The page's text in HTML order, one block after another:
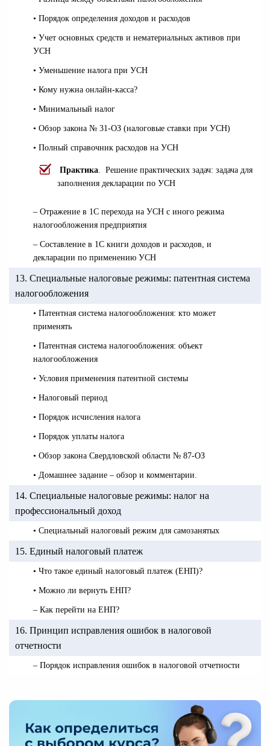
• Порядок определения доходов и расходов
• Учет основных средств и нематериальных активов при
УСН
• Уменьшение налога при УСН
• Кому нужна онлайн-касса?
• Минимальный налог
• Обзор закона № 31-ОЗ (налоговые ставки при УСН)
• Полный справочник расходов на УСН
Практика. Решение практических задач: задача для
заполнения декларации по УСН
– Отражение в 1С перехода на УСН с иного режима
налогообложения предприятия
– Составление в 1С книги доходов и расходов, и
декларации по применению УСН
13. Специальные налоговые режимы: патентная система
налогообложения
• Патентная система налогообложения: кто может
применять
• Патентная система налогообложения: объект
налогообложения
• Условия применения патентной системы
• Налоговый период
• Порядок исчисления налога
• Порядок уплаты налога
• Обзор закона Свердловской области № 87-ОЗ
• Домашнее задание – обзор и комментарии.
14. Специальные налоговые режимы: налог на
профессиональный доход
• Специальный налоговый режим для самозанятых
15. Единый налоговый платеж
• Что такое единый налоговый платеж (ЕНП)?
• Можно ли вернуть ЕНП?
– Как перейти на ЕНП?
16. Принцип исправления ошибок в налоговой
отчетности
– Порядок исправления ошибок в налоговой отчетности